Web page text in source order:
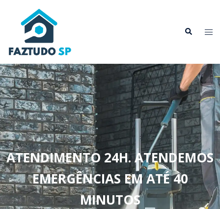
ATENDIMENTO 24H. ATENDEMOS
EMERGÊNCIAS EM ATÉ 40
MINUTOS